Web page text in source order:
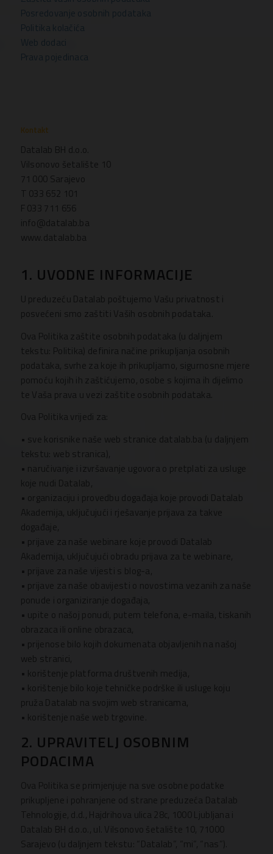
Posredovanje osobnih podataka
Politika kolačića
Web dodaci
Prava pojedinaca
Kontakt
Datalab BH d.o.o.
Vilsonovo šetalište 10
71 000 Sarajevo
T 033 652 101
F 033 711 656
info@datalab.ba
www.datalab.ba
1. UVODNE INFORMACIJE
U preduzeću Datalab poštujemo Vašu privatnost i
posvećeni smo zaštiti Vaših osobnih podataka.
Ova Politika zaštite osobnih podataka (u daljnjem
tekstu: Politika) definira načine prikupljanja osobnih
podataka, svrhe za koje ih prikupljamo, sigurnosne mjere
pomoću kojih ih zaštićujemo, osobe s kojima ih dijelimo
te Vaša prava u vezi zaštite osobnih podataka.
Ova Politika vrijedi za:
• sve korisnike naše web stranice datalab.ba (u daljnjem
tekstu: web stranica),
• naručivanje i izvršavanje ugovora o pretplati za usluge
koje nudi Datalab,
• organizaciju i provedbu događaja koje provodi Datalab
Akademija, uključujući i rješavanje prijava za takve
događaje,
• prijave za naše webinare koje provodi Datalab
Akademija, uključujući obradu prijava za te webinare,
• prijave za naše vijesti s blog-a,
• prijave za naše obavijesti o novostima vezanih za naše
ponude i organiziranje događaja,
• upite o našoj ponudi, putem telefona, e-maila, tiskanih
obrazaca ili online obrazaca,
• prijenose bilo kojih dokumenata objavljenih na našoj
web stranici,
• korištenje platforma društvenih medija,
• korištenje bilo koje tehničke podrške ili usluge koju
pruža Datalab na svojim web stranicama,
• korištenje naše web trgovine.
2. UPRAVITELJ OSOBNIM
PODACIMA
Ova Politika se primjenjuje na sve osobne podatke
prikupljene i pohranjene od strane preduzeća Datalab
Tehnologije, d.d., Hajdrihova ulica 28c, 1000 Ljubljana i
Datalab BH d.o.o., ul. Vilsonovo šetalište 10, 71000
Sarajevo (u daljnjem tekstu: “Datalab”, “mi”, “nas”).